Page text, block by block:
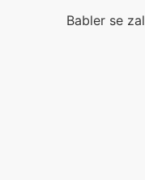
Babler se